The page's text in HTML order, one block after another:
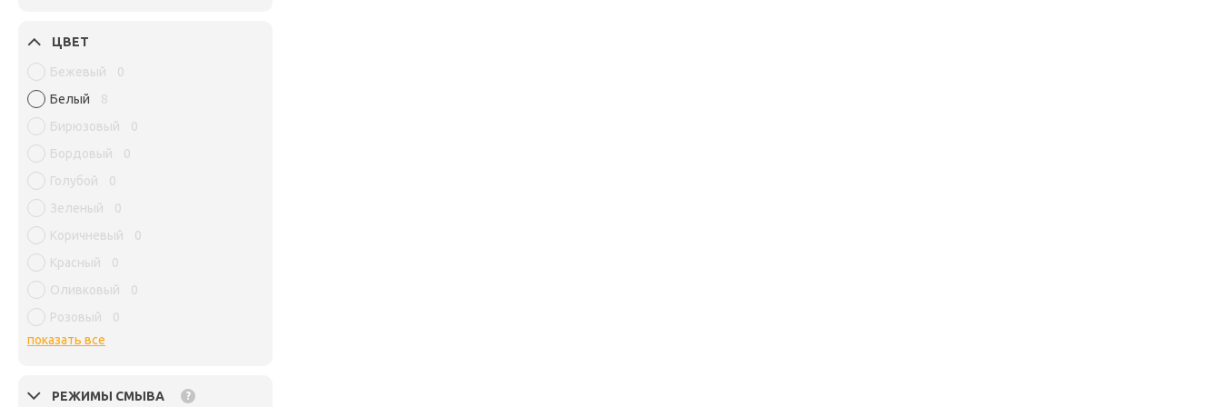
ЦВЕТ
Бежевый
0
Белый
8
Бирюзовый
0
Бордовый
0
Голубой
0
Зеленый
0
Коричневый
0
Красный
0
Оливковый
0
Розовый
0
показать все
РЕЖИМЫ СМЫВА ?